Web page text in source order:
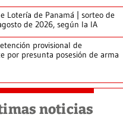
Lotería de Panamá | sorteo de
de 2026, según la IA
provisional de
por presunta posesión de arma
noticias